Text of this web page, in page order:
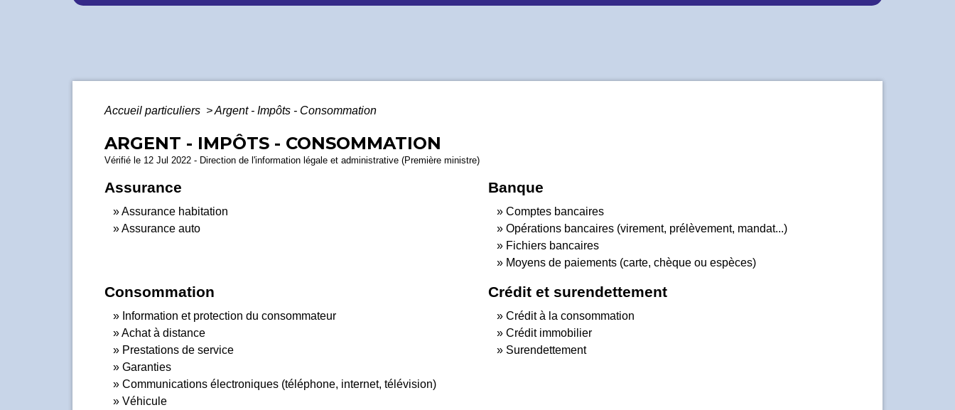
Accueil particuliers >Argent - Impôts - Consommation
ARGENT - IMPÔTS - CONSOMMATION
Vérifié le 12 Jul 2022 - Direction de l'information légale et administrative (Première ministre)
Assurance
Assurance habitation
Assurance auto
Banque
Comptes bancaires
Opérations bancaires (virement, prélèvement, mandat...)
Fichiers bancaires
Moyens de paiements (carte, chèque ou espèces)
Consommation
Information et protection du consommateur
Achat à distance
Prestations de service
Garanties
Communications électroniques (téléphone, internet, télévision)
Véhicule
Crédit et surendettement
Crédit à la consommation
Crédit immobilier
Surendettement